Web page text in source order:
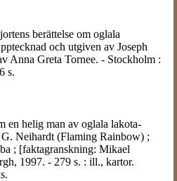
berättelse om oglala
och utgiven av Joseph
Anna Greta Tornee. - Stockholm :
s.
en helig man av oglala lakota-
Neihardt (Flaming Rainbow) ;
; [faktagranskning: Mikael
1997. - 279 s. : ill., kartor.